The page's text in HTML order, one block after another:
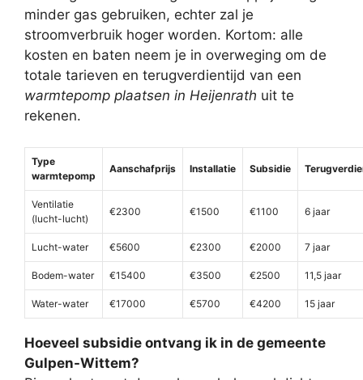
minder gas gebruiken, echter zal je
stroomverbruik hoger worden. Kortom: alle
kosten en baten neem je in overweging om de
totale tarieven en terugverdientijd van een
warmtepomp plaatsen in Heijenrath uit te
rekenen.
Type
warmtepomp
Aanschafprijs Installatie Subsidie
Ventilatie
(lucht-lucht)
€2300 €1500 €1100 6 jaar
Lucht-water €5600 €2300 €2000 7 jaar
Bodem-water €15400 €3500 €2500 11,5 jaar
Water-water €17000 €5700 €4200 15 jaar
Hoeveel subsidie ontvang ik in de gemeente
Gulpen-Wittem?